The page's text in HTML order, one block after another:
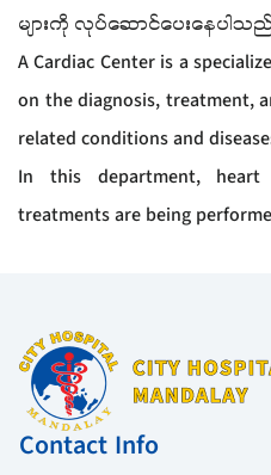
များကို လုပ်ဆောင်ပေးနေပါသည်
A Cardiac Center is a
on the diagnosis, treatment,
related conditions and
In this department, heart
treatments are being
Contact Info